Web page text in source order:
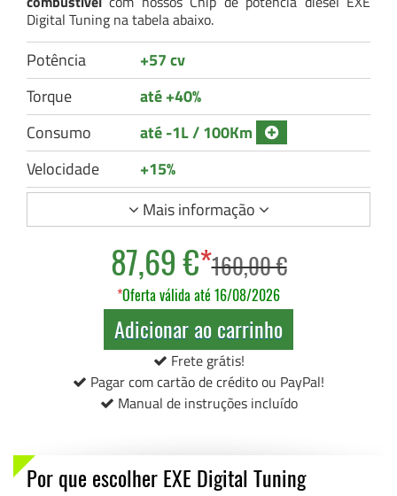
Digital Tuning na tabela abaixo.
Potência
+57 cv
Torque
até +40%
Consumo
até -1L / 100Km
Velocidade
+15%
Mais informação
87,69 €*160,00 €
*Oferta válida até 16/08/2026
Adicionar ao carrinho
Frete grátis!
Pagar com cartão de crédito ou PayPal!
Manual de instruções incluído
Por que escolher EXE Digital Tuning